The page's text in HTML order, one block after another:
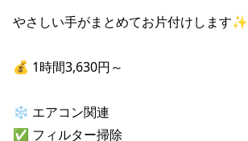
やさしい手がまとめてお片付けします✨
💰 1時間3,630円～
❄️ エアコン関連
✅ フィルター掃除